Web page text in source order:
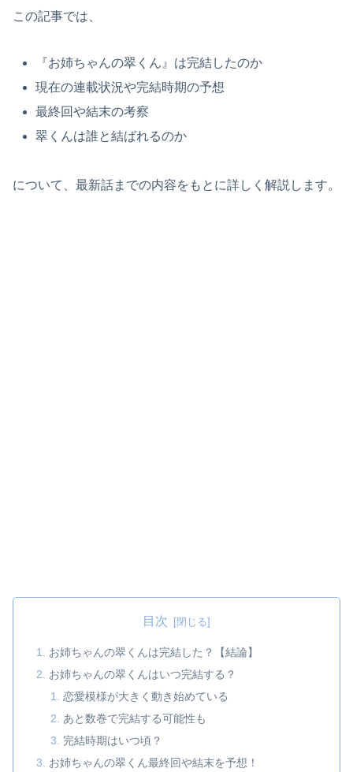
この記事では、
『お姉ちゃんの翠くん』は完結したのか
現在の連載状況や完結時期の予想
最終回や結末の考察
翠くんは誰と結ばれるのか
について、最新話までの内容をもとに詳しく解説します。
目次
お姉ちゃんの翠くんは完結した？【結論】
お姉ちゃんの翠くんはいつ完結する？
恋愛模様が大きく動き始めている
あと数巻で完結する可能性も
完結時期はいつ頃？
お姉ちゃんの翠くん最終回や結末を予想！